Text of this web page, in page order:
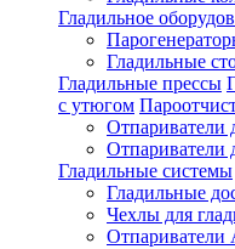
Гладильное
Гладильные
Гладильные прессы
с утюгом
Отпариватели
Отпариватели
Гладильные системы
Гладильные
Чехлы для
Отпариватели